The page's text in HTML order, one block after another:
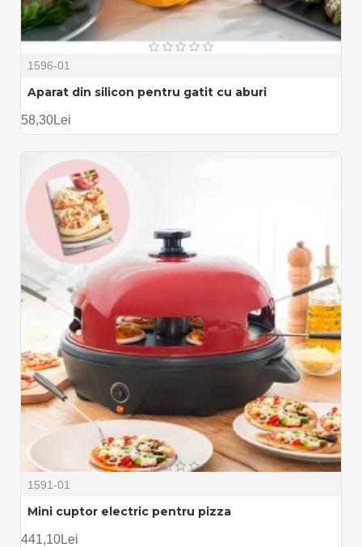
1596-01
Aparat din silicon pentru gatit cu aburi
58,30Lei
1591-01
Mini cuptor electric pentru pizza
441,10Lei